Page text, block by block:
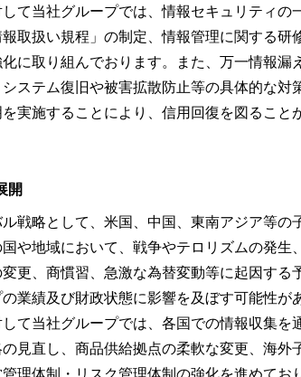
して当社グループでは、情報セキュリティの
取扱い規程」の制定、情報管理に関する研
に取り組んでおります。また、万一情報漏
ステム復旧や被害拡散防止等の具体的な対
実施することにより、信用回復を図ること
開
戦略として、米国、中国、東南アジア等の
国や地域において、戦争やテロリズムの発生
更、商慣習、急激な為替変動等に起因する
業績及び財政状態に影響を及ぼす可能性が
して当社グループでは、各国での情報収集を
見直し、商品供給拠点の柔軟な変更、海外
理体制・リスク管理体制の強化を進めてお